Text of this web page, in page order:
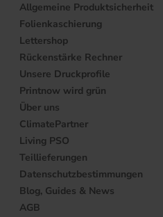
Allgemeine Produktsicherheit
Folienkaschierung
Lettershop
Rückenstärke Rechner
Unsere Druckprofile
Printnow wird grün
Über uns
ClimatePartner
Living PSO
Teillieferungen
Datenschutzbestimmungen
Blog, Guides & News
AGB